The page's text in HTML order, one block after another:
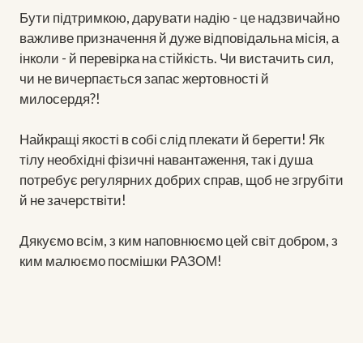
Бути підтримкою, дарувати надію - це надзвичайно
важливе призначення й дуже відповідальна місія, а
інколи - й перевірка на стійкість. Чи вистачить сил,
чи не вичерпається запас жертовності й
милосердя?!
Найкращі якості в собі слід плекати й берегти! Як
тілу необхідні фізичні навантаження, так і душа
потребує регулярних добрих справ, щоб не згрубіти
й не зачерствіти!
Дякуємо всім, з ким наповнюємо цей світ добром, з
ким малюємо посмішки РАЗОМ!